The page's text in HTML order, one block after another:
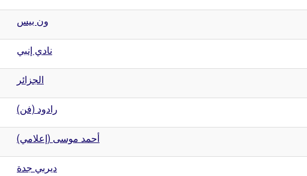
ون بيس
نادي إنبي
الجزائر
رادود (فن)
أحمد موسى (إعلامي)
ديربي جدة